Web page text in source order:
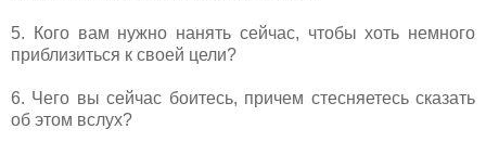
5. Кого вам нужно нанять сейчас, чтобы хоть немного
приблизиться к своей цели?
6. Чего вы сейчас боитесь, причем стесняетесь сказать
об этом вслух?